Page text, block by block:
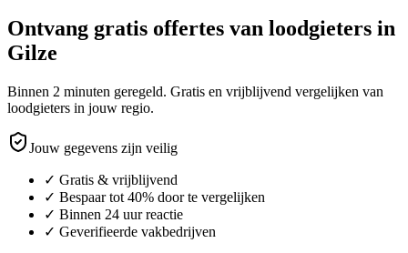
Ontvang gratis offertes van loodgieters in
Gilze
Binnen 2 minuten geregeld. Gratis en vrijblijvend vergelijken van
loodgieters in jouw regio.
Jouw gegevens zijn veilig
✓ Gratis & vrijblijvend
✓ Bespaar tot 40% door te vergelijken
✓ Binnen 24 uur reactie
✓ Geverifieerde vakbedrijven